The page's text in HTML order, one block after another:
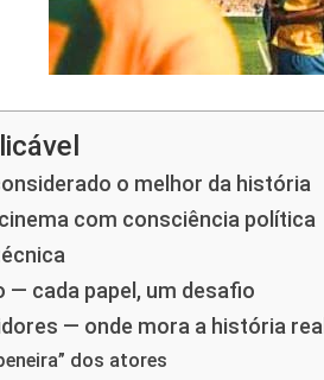
o melhor da história
com consciência política
— cada papel, um desafio
— onde mora a história real
dos atores